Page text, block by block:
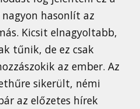
hasonlít az
Kicsit elnagyoltabb,
tűnik, de ez csak
az ember. Az
sikerült, némi
az előzetes hírek